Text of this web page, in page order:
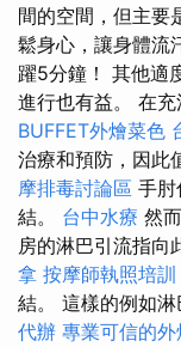
間的空間，但主要
鬆身心，讓身體流
躍5分鐘！ 其他適
進行也有益。 在
BUFFET外燴菜色
治療和預防，因此
摩排毒討論區 手肘
結。 台中水療 然
房的淋巴引流指向
拿 按摩師執照培訓
結。 這樣的例如淋
代辦 專業可信的